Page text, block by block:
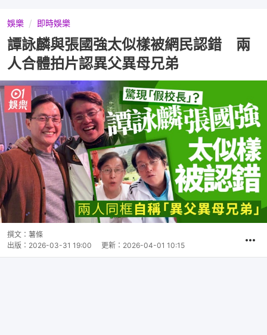
娛樂 即時娛樂
譚詠麟與張國強太似樣被網民認錯 兩
人合體拍片認異父異母兄弟
撰文： 薯條
出版： 2026-03-31 19:00 更新： 2026-04-01 10:15